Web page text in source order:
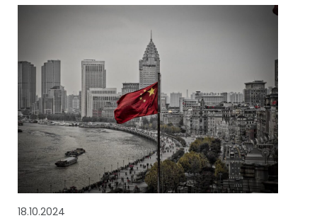
18.10.2024